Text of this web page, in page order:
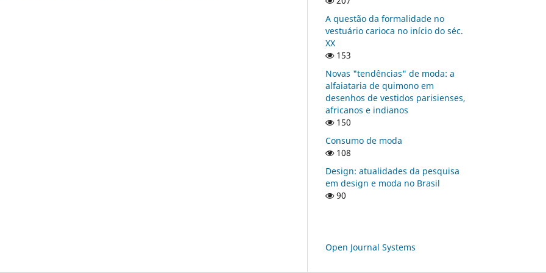
A questão da formalidade no
vestuário carioca no início do séc.
XX
153
Novas "tendências" de moda: a
alfaiataria de quimono em
desenhos de vestidos parisienses,
africanos e indianos
150
Consumo de moda
108
Design: atualidades da pesquisa
em design e moda no Brasil
90
Open Journal Systems